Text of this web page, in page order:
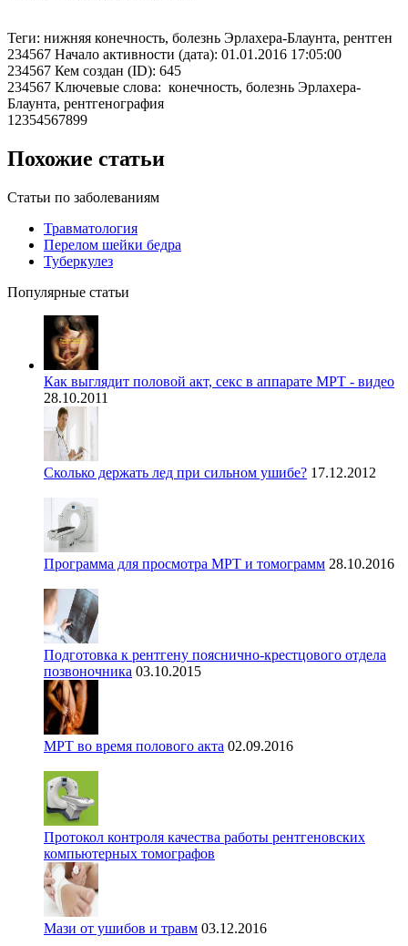
Теги: нижняя конечность, болезнь Эрлахера-Блаунта, рентген
234567 Начало активности (дата): 01.01.2016 17:05:00
234567 Кем создан (ID): 645
234567 Ключевые слова: конечность, болезнь Эрлахера-
Блаунта, рентгенография
12354567899
Похожие статьи
Статьи по заболеваниям
Травматология
Перелом шейки бедра
Туберкулез
Популярные статьи
Как выглядит половой акт, секс в аппарате МРТ - видео
28.10.2011
Сколько держать лед при сильном ушибе? 17.12.2012
Программа для просмотра МРТ и томограмм 28.10.2016
Подготовка к рентгену пояснично-крестцового отдела
позвоночника 03.10.2015
МРТ во время полового акта 02.09.2016
Протокол контроля качества работы рентгеновских
компьютерных томографов
Мази от ушибов и травм 03.12.2016